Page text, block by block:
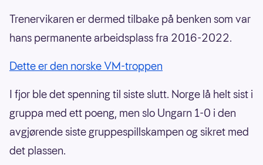
Trenervikaren er dermed tilbake på benken som var
hans permanente arbeidsplass fra 2016-2022.
Dette er den norske VM-troppen
I fjor ble det spenning til siste slutt. Norge lå helt sist i
gruppa med ett poeng, men slo Ungarn 1-0 i den
avgjørende siste gruppespillskampen og sikret med
det plassen.